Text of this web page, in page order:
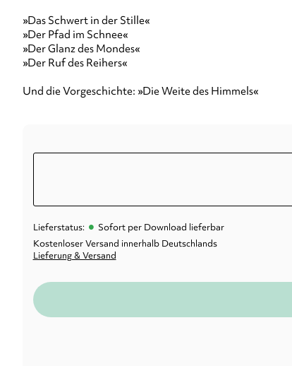
»Das Schwert in der Stille«
»Der Pfad im Schnee«
»Der Glanz des Mondes«
»Der Ruf des Reihers«
Und die Vorgeschichte: »Die Weite des Himmels«
Lieferstatus: • Sofort per Download lieferbar
Kostenloser Versand innerhalb Deutschlands
Lieferung & Versand